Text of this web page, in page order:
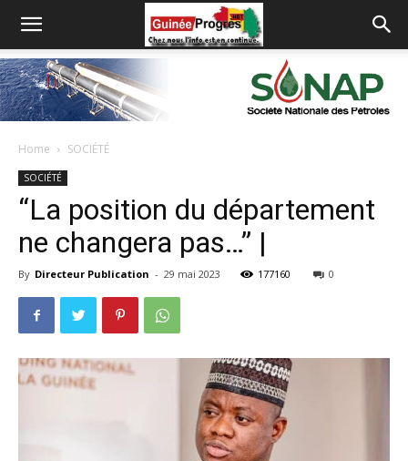
Home SOCIÉTÉ
SOCIÉTÉ
“La position du département
ne changera pas…” |
By Directeur Publication - 29 mai 2023 177160 0